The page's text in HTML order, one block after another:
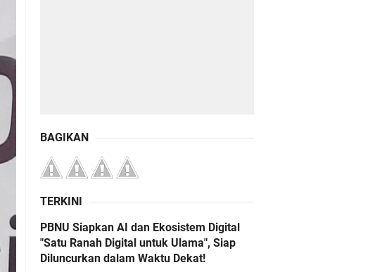
BAGIKAN
TERKINI
PBNU Siapkan AI dan Ekosistem Digital
"Satu Ranah Digital untuk Ulama", Siap
Diluncurkan dalam Waktu Dekat!